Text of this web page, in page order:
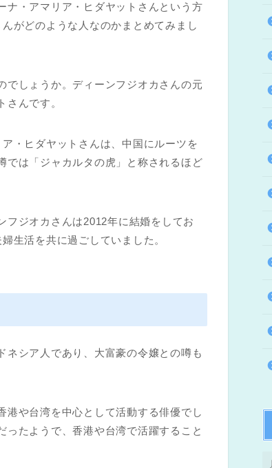
ナ・アマリア・ヒダヤットさんという方
がどのような人なのかまとめてみまし
でしょうか。ディーンフジオカさんの元
んです。
・ヒダヤットさんは、中国にルーツを
では「ジャカルタの虎」と称されるほど
フジオカさんは2012年に結婚をしてお
生活を共に過ごしていました。
ネシア人であり、大富豪の令嬢との噂も
港や台湾を中心として活動する俳優でし
たようで、香港や台湾で活躍すること